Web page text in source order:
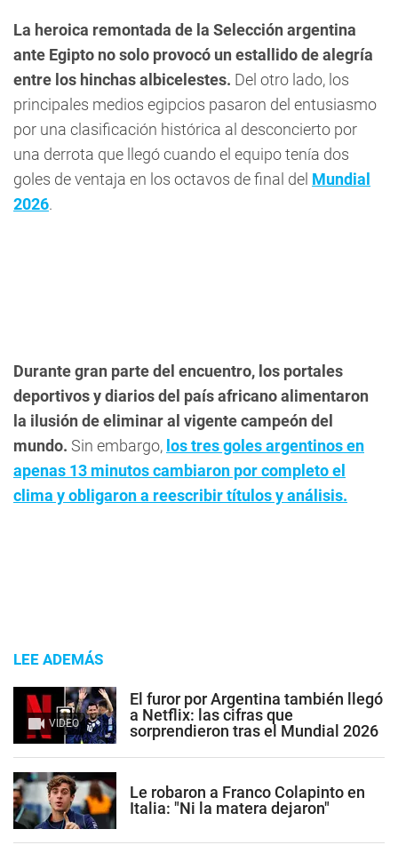
La heroica remontada de la Selección argentina
ante Egipto no solo provocó un estallido de alegría
entre los hinchas albicelestes. Del otro lado, los
principales medios egipcios pasaron del entusiasmo
por una clasificación histórica al desconcierto por
una derrota que llegó cuando el equipo tenía dos
goles de ventaja en los octavos de final del Mundial
2026.
Durante gran parte del encuentro, los portales
deportivos y diarios del país africano alimentaron
la ilusión de eliminar al vigente campeón del
mundo. Sin embargo, los tres goles argentinos en
apenas 13 minutos cambiaron por completo el
clima y obligaron a reescribir títulos y análisis.
LEE ADEMÁS
VIDEO
El furor por Argentina también llegó
a Netflix: las cifras que
sorprendieron tras el Mundial 2026
Le robaron a Franco Colapinto en
Italia: "Ni la matera dejaron"